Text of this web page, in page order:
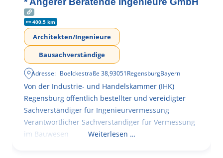
400.5 km
Architekten/Ingenieure
Bausachverständige
Adresse: Boelckestraße 38,93051RegensburgBayern
Von der Industrie- und Handelskammer (IHK)
Regensburg öffentlich bestellter und vereidigter
Sachverständiger für Ingenieurvermessung
Verantwortlicher Sachverständiger für Vermessung
im Bauwesen
Weiterlesen …